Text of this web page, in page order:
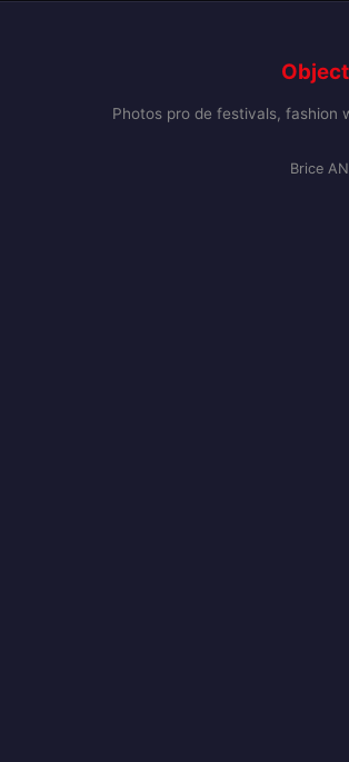
Photos pro de festivals, fashion